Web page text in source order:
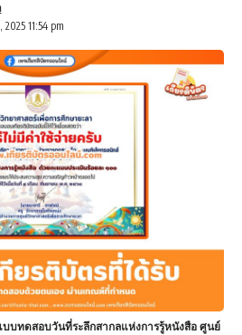
11:54 pm
บบทดสอบวันที่ระลึกสากลแห่งการรู้หนังสือ ศูนย์